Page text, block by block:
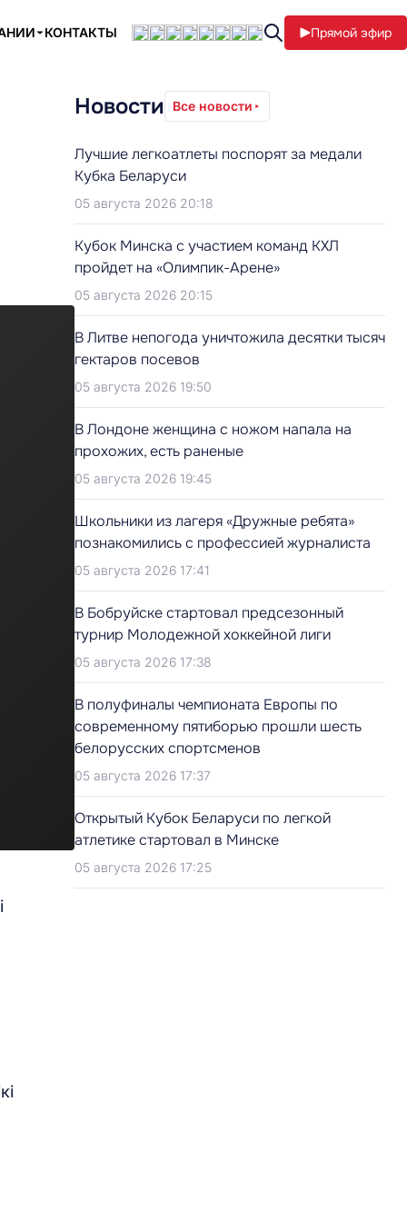
КОНТАКТЫ Прямой эфир
Новости Все новости
Лучшие легкоатлеты поспорят за медали
Кубка Беларуси
05 августа 2026 20:18
Кубок Минска с участием команд КХЛ
пройдет на «Олимпик-Арене»
05 августа 2026 20:15
В Литве непогода уничтожила десятки тысяч
гектаров посевов
05 августа 2026 19:50
В Лондоне женщина с ножом напала на
прохожих, есть раненые
05 августа 2026 19:45
Школьники из лагеря «Дружные ребята»
познакомились с профессией журналиста
05 августа 2026 17:41
В Бобруйске стартовал предсезонный
турнир Молодежной хоккейной лиги
05 августа 2026 17:38
В полуфиналы чемпионата Европы по
современному пятиборью прошли шесть
белорусских спортсменов
05 августа 2026 17:37
Открытый Кубок Беларуси по легкой
атлетике стартовал в Минске
05 августа 2026 17:25